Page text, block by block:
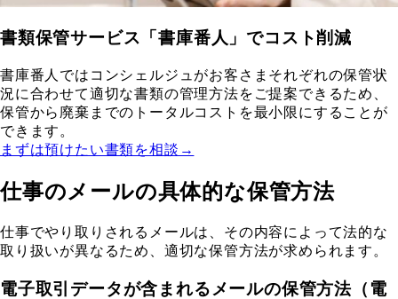
書類保管サービス「書庫番人」でコスト削減
書庫番人ではコンシェルジュがお客さまそれぞれの保管状
況に合わせて適切な書類の管理方法をご提案できるため、
保管から廃棄までのトータルコストを最小限にすることが
できます。
まずは預けたい書類を相談→
仕事のメールの具体的な保管方法
仕事でやり取りされるメールは、その内容によって法的な
取り扱いが異なるため、適切な保管方法が求められます。
電子取引データが含まれるメールの保管方法（電